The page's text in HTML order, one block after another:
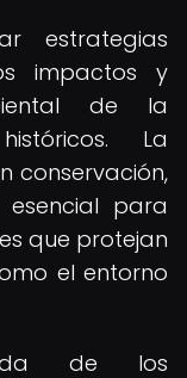
estrategias
impactos y
de la
La
conservación,
esencial para
que protejan
el entorno
de los